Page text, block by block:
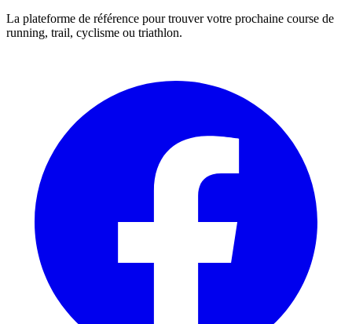
La plateforme de référence pour trouver votre prochaine course de
running, trail, cyclisme ou triathlon.